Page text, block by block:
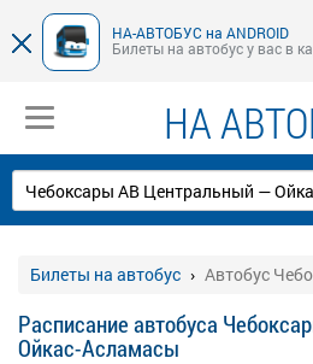
НА-АВТОБУС на ANDROID
Билеты на автобус у вас в
НА
Билеты на автобус Автобус
Расписание автобуса
Ойкас-Асламасы